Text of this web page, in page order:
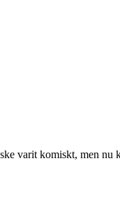
varit komiskt, men